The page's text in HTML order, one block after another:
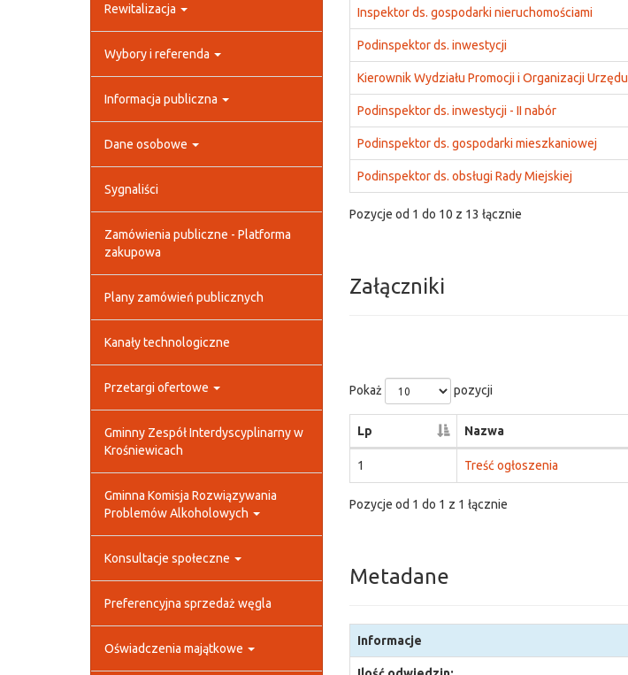
Rewitalizacja
Wybory i referenda
Informacja publiczna
Dane osobowe
Sygnaliści
Zamówienia publiczne - Platforma
zakupowa
Plany zamówień publicznych
Kanały technologiczne
Przetargi ofertowe
Gminny Zespół Interdyscyplinarny w
Krośniewicach
Gminna Komisja Rozwiązywania
Problemów Alkoholowych
Konsultacje społeczne
Preferencyjna sprzedaż węgla
Oświadczenia majątkowe
Inspektor ds. gospodarki nieruchomościami
Podinspektor ds. inwestycji
Kierownik Wydziału Promocji i Organizacji Urzędu
Podinspektor ds. inwestycji - II nabór
Podinspektor ds. gospodarki mieszkaniowej
Podinspektor ds. obsługi Rady Miejskiej
Pozycje od 1 do 10 z 13 łącznie
Załączniki
Pokaż pozycji
Lp Nazwa
1 Treść ogłoszenia
Pozycje od 1 do 1 z 1 łącznie
Metadane
Informacje